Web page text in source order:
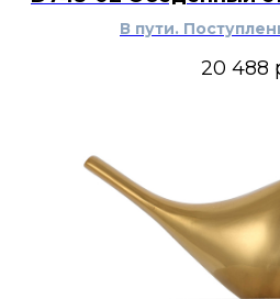
В пути.
20 488